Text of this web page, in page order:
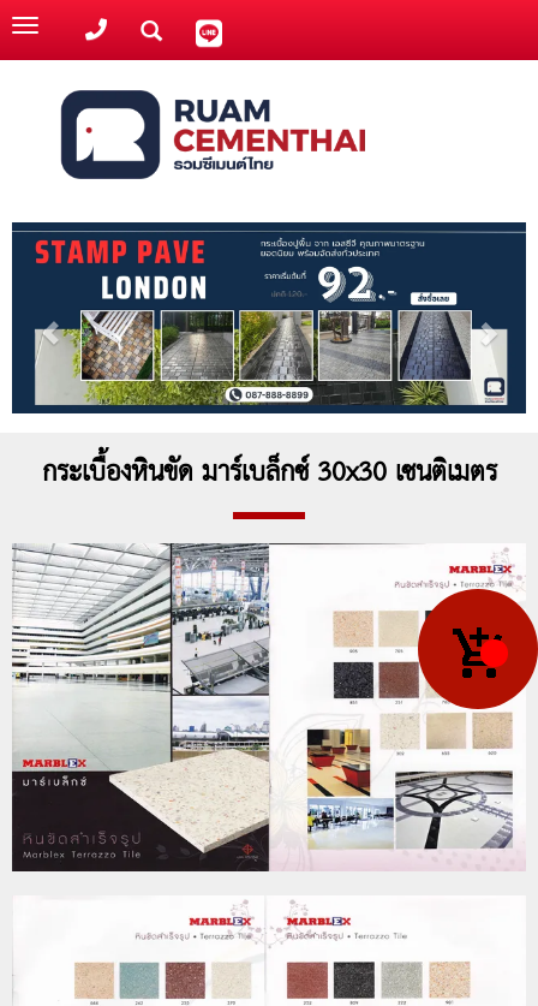
Toggle
navigation
กระเบื้องหินขัด มาร์เบล็กซ์ 30x30 เซนติเมตร